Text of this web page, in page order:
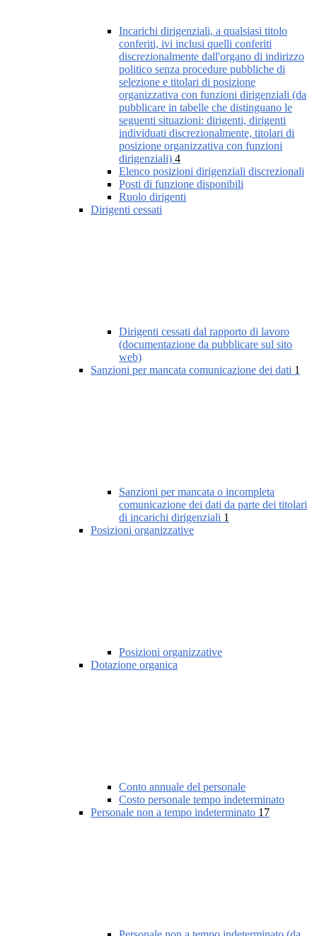
Incarichi dirigenziali, a qualsiasi titolo
conferiti, ivi inclusi quelli conferiti
discrezionalmente dall'organo di indirizzo
politico senza procedure pubbliche di
selezione e titolari di posizione
organizzativa con funzioni dirigenziali (da
pubblicare in tabelle che distinguano le
seguenti situazioni: dirigenti, dirigenti
individuati discrezionalmente, titolari di
posizione organizzativa con funzioni
dirigenziali) 4
Elenco posizioni dirigenziali discrezionali
Posti di funzione disponibili
Ruolo dirigenti
Dirigenti cessati
Dirigenti cessati dal rapporto di lavoro
(documentazione da pubblicare sul sito
web)
Sanzioni per mancata comunicazione dei dati 1
Sanzioni per mancata o incompleta
comunicazione dei dati da parte dei titolari
di incarichi dirigenziali 1
Posizioni organizzative
Posizioni organizzative
Dotazione organica
Conto annuale del personale
Costo personale tempo indeterminato
Personale non a tempo indeterminato 17